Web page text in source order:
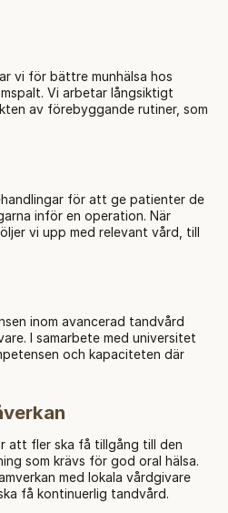
vi för bättre munhälsa hos
Vi arbetar långsiktigt
av förebyggande rutiner, som
för att ge patienter de
inför en operation. När
vi upp med relevant vård, till
inom avancerad tandvård
I samarbete med universitet
och kapaciteten där
att fler ska få tillgång till den
som krävs för god oral hälsa.
med lokala vårdgivare
få kontinuerlig tandvård.